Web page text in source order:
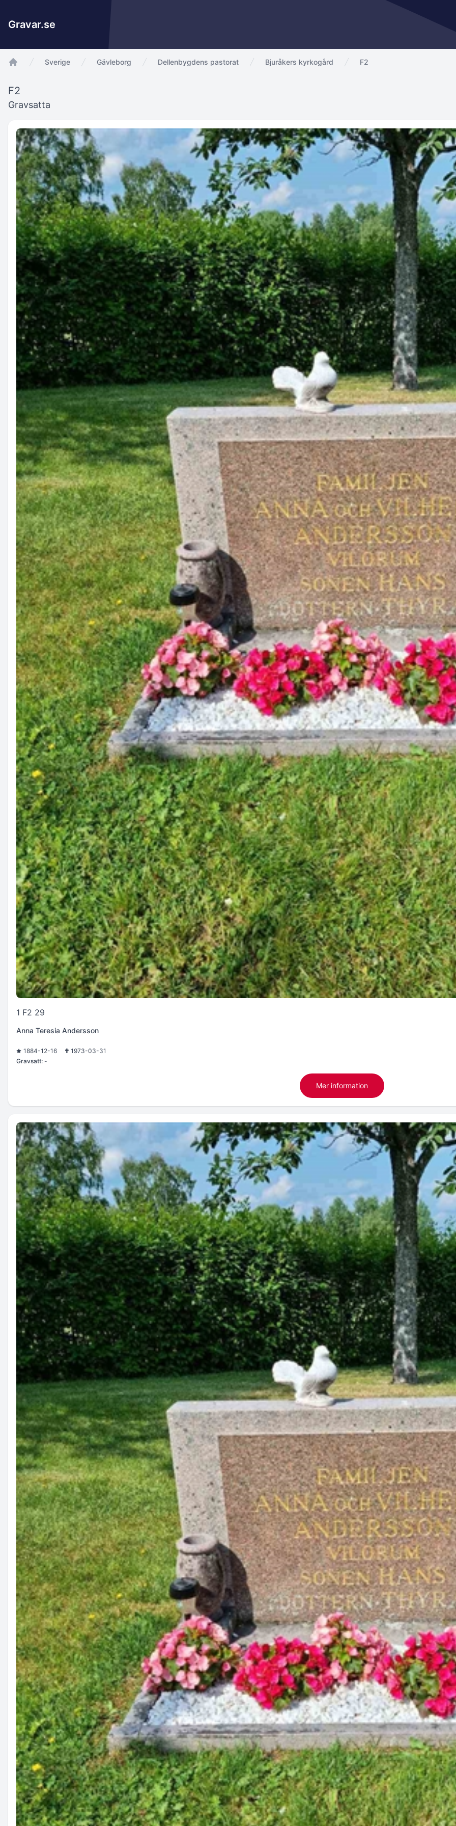
Gravar.se
Sverige Gävleborg Dellenbygdens pastorat Bjuråkers kyrkogård F2
F2
Gravsatta
1 F2 29
Anna Teresia Andersson
1884-12-16
1973-03-31
Gravsatt: -
Mer information